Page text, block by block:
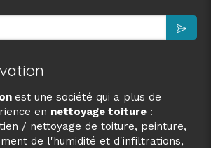
est une société qui a plus de
en nettoyage toiture :
/ nettoyage de toiture, peinture,
de l'humidité et d'infiltrations,